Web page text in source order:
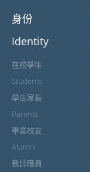
身份
Identity
在校學生
Students
學生家長
Parents
畢業校友
Alumni
教師職員